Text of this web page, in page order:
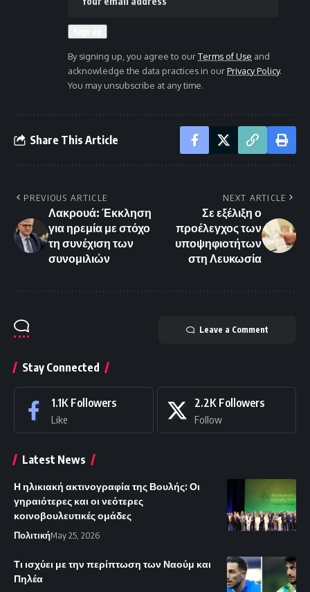
By signing up, you agree to ourTerms of Use and
acknowledge the data practices in ourPrivacy Policy.
You may unsubscribe at any time.
Share This Article
PREVIOUS ARTICLE
Λακρουά: Έκκληση
για ηρεμία με στόχο
τη συνέχιση των
συνομιλιών
NEXT ARTICLE
Σε εξέλιξη ο
προέλεγχος των
υποψηφιοτήτων
στη Λευκωσία
Leave a Comment
Stay Connected
1.1K Followers
Like
2.2K Followers
Follow
Latest News
Η ηλικιακή ακτινογραφία της Βουλής: Οι
γηραιότερες και οι νεότερες
κοινοβουλευτικές ομάδες
ΠολιτικήMay 25, 2026
Τι ισχύει με την περίπτωση των Ναούμ και
Πηλέα